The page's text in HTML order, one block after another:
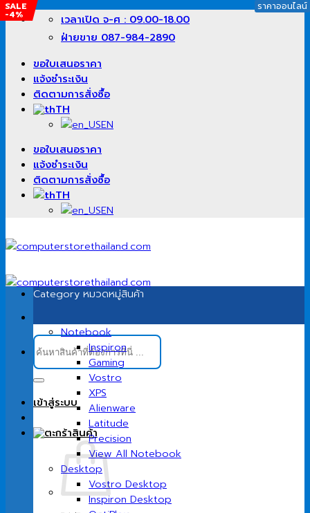
ข้าม
เนื้อหา
เวลาเปิด จ-ศ : 09.00-18.00
ฝ่ายขาย 087-984-2890
ขอใบเสนอราคา
แจ้งชำระเงิน
ติดตามการสั่งซื้อ
TH
EN
ขอใบเสนอราคา
แจ้งชำระเงิน
ติดตามการสั่งซื้อ
TH
EN
ค้นหา:
เข้าสู่ระบบ
Category หมวดหมู่สินค้า
Notebook
Inspiron
Gaming
Vostro
XPS
Alienware
Latitude
Precision
View All Notebook
Desktop
Vostro Desktop
Inspiron Desktop
ราคาออนไลน์
SALE
-4%